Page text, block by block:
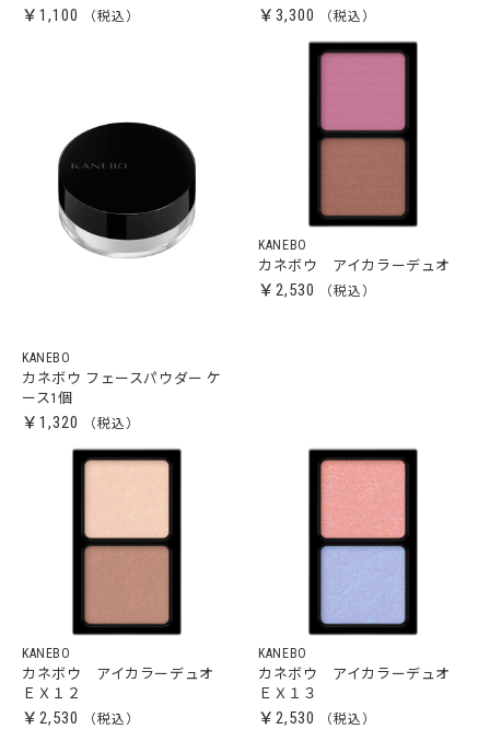
￥1,100 ￥3,300
KANEBO
カネボウ フェースパウダー ケ
ース1個
￥1,320
KANEBO
カネボウ アイカラーデュオ
￥2,530
KANEBO
カネボウ アイカラーデュオ
ＥＸ１２
￥2,530
KANEBO
カネボウ アイカラーデュオ
ＥＸ１３
￥2,530